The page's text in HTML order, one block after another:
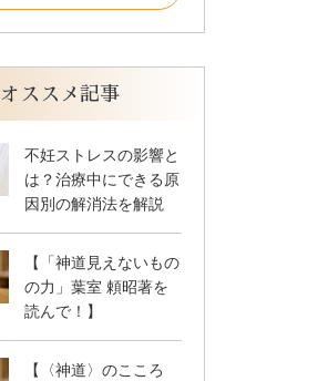
オススメ記事
不妊ストレスの影響と
は？治療中にできる原
因別の解消法を解説
【「神道見えないもの
の力」葉室 頼昭著を
読んで！】
【〈神道〉のこころ